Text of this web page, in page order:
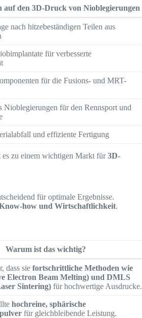
auf den 3D-Druck von Nioblegierungen
nach hitzebeständigen Teilen aus
für verbesserte
für die Fusions- und MRT-
Nioblegierungen für den Rennsport und
und effiziente Fertigung
es zu einem wichtigen Markt für3D-
für optimale Ergebnisse.
how und Wirtschaftlichkeit.
Warum ist das wichtig?
dass siefortschrittliche Methoden wie
Electron Beam Melting) und DMLS
Sintering) für hochwertige Ausdrucke.
hochreine, sphärische
für gleichbleibende Leistung.